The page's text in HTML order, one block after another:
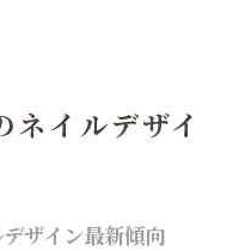
イルデザイ
ザイン最新傾向